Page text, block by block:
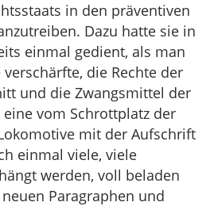
in den präventiven
Dazu hatte sie in
einmal gedient, als man
die Rechte der
und die Zwangsmittel der
vom Schrottplatz der
mit der Aufschrift
einmal viele, viele
werden, voll beladen
Paragraphen und